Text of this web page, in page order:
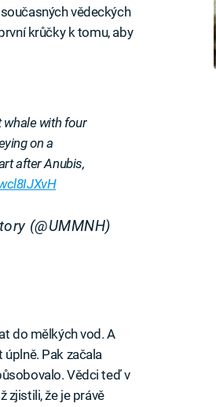
vědeckých
krůčky k tomu, aby
with four
on a
after Anubis,
(@UMMNH)
do mělkých vod. A
Pak začala
Vědci teď v
zjistili, že je právě